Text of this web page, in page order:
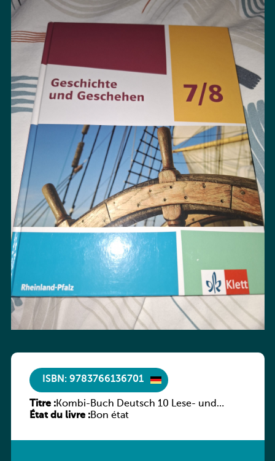
ISBN: 9783766136701
Titre :Kombi-Buch Deutsch 10 Lese- und
Sprachbuch
État du livre :Bon état